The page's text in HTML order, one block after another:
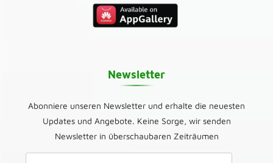
Newsletter
Abonniere unseren Newsletter und erhalte die neuesten
Updates und Angebote. Keine Sorge, wir senden
Newsletter in überschaubaren Zeiträumen